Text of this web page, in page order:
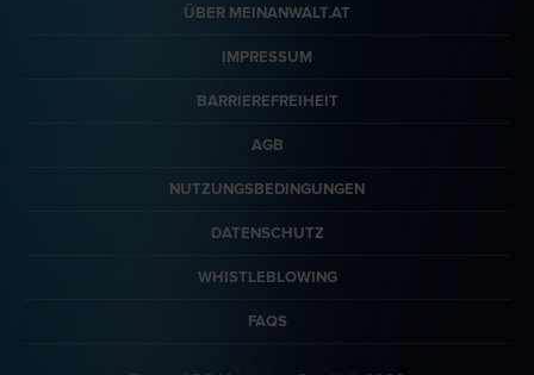
ÜBER MEINANWALT.AT
IMPRESSUM
BARRIEREFREIHEIT
AGB
NUTZUNGSBEDINGUNGEN
DATENSCHUTZ
WHISTLEBLOWING
FAQS